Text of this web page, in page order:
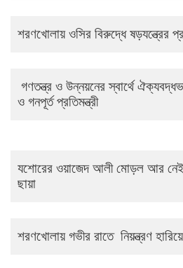
শরণখোলায় ওসির বিরুদ্ধে ষড়যন্ত্রের
গণতন্ত্র ও উন্নয়নের স্বার্থে
ও গনপূর্ত প্রতিমন্ত্রী
যশোরের ওয়াজেদ আলী মোড়ল আর নেই
ছায়া
শরণখোলায় গভীর রাতে নিয়ন্ত্রণ